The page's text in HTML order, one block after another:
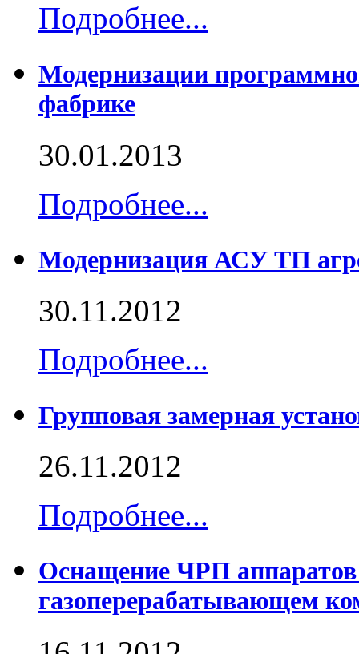
Подробнее...
Модернизации
фабрике
30.01.2013
Подробнее...
Модернизация АСУ ТП
30.11.2012
Подробнее...
Групповая замерная
26.11.2012
Подробнее...
Оснащение ЧРП
газоперерабатывающем